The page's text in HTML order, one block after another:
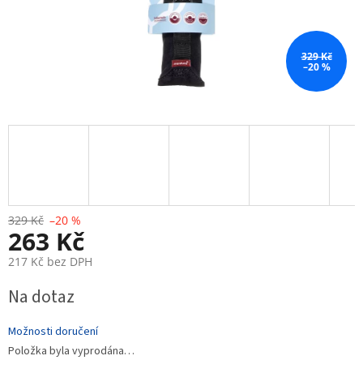
329 Kč
–20 %
329 Kč –20 %
263 Kč
217 Kč bez DPH
cena:
Na dotaz
Možnosti doručení
Položka byla vyprodána…